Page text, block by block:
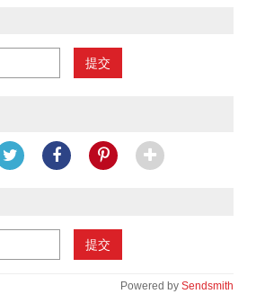
提交
提交
Powered by Sendsmith